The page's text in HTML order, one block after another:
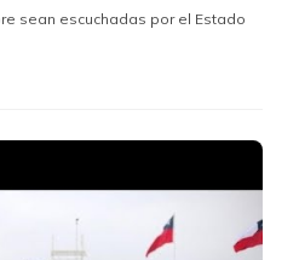
sean escuchadas por el Estado